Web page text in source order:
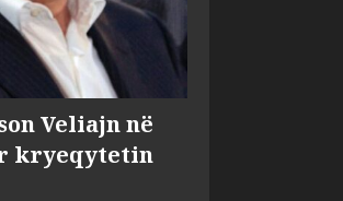
Veliajn në
kryeqytetin